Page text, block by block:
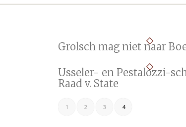
Grolsch mag niet naar
Usseler- en Pestalozzi-
Raad v. State
1 2 3 4